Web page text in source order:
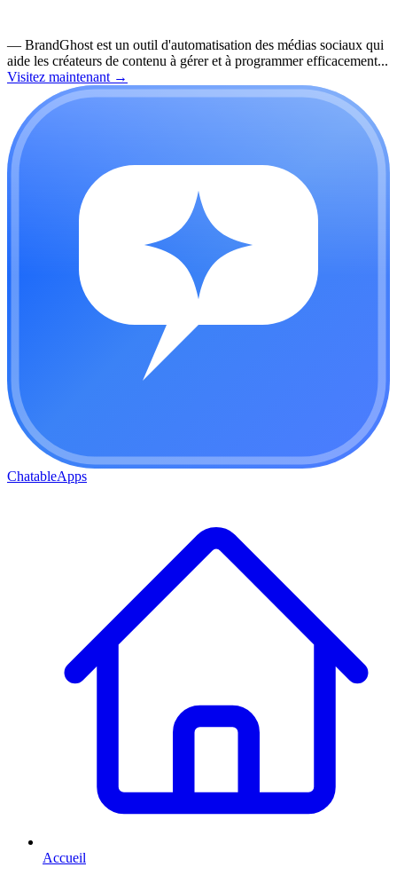
— BrandGhost est un outil d'automatisation des médias sociaux qui
aide les créateurs de contenu à gérer et à programmer efficacement...
Visitez maintenant →
ChatableApps
Accueil